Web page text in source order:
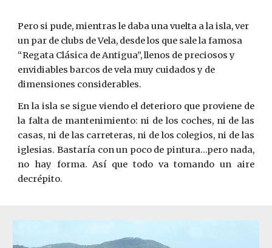
Pero si pude, mientras le daba una vuelta a la isla, ver
un par de clubs de Vela, desde los que sale la famosa
“Regata Clásica de Antigua”, llenos de preciosos y
envidiables barcos de vela muy cuidados y de
dimensiones considerables.
En la isla se sigue viendo el deterioro que proviene de
la falta de mantenimiento: ni de los coches, ni de las
casas, ni de las carreteras, ni de los colegios, ni de las
iglesias. Bastaría con un poco de pintura…pero nada,
no hay forma. Así que todo va tomando un aire
decrépito.